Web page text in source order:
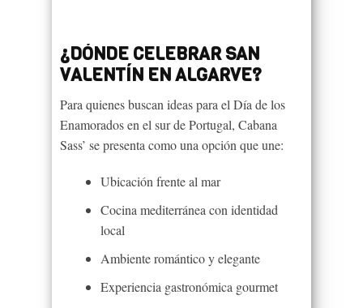
¿DÓNDE CELEBRAR SAN
VALENTÍN EN ALGARVE?
Para quienes buscan ideas para el Día de los
Enamorados en el sur de Portugal, Cabana
Sass’ se presenta como una opción que une:
Ubicación frente al mar
Cocina mediterránea con identidad
local
Ambiente romántico y elegante
Experiencia gastronómica gourmet